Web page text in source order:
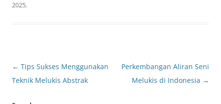
2025.
Post
navigation
← Tips Sukses Menggunakan
Teknik Melukis Abstrak
Perkembangan Aliran Seni
Melukis di Indonesia →